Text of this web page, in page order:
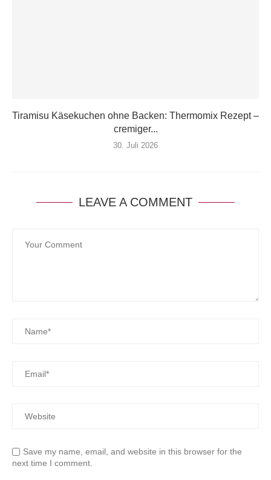
Tiramisu Käsekuchen ohne Backen: Thermomix Rezept –
cremiger...
30. Juli 2026
LEAVE A COMMENT
Save my name, email, and website in this browser for the
next time I comment.